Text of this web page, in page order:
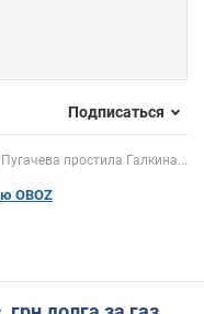
Подписаться
Пугачева простила Галкина...
OBOZ